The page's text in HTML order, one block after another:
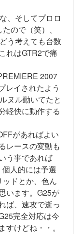
、そしてプロロ
ので（笑）、
う考えても台数
れはGTR2で痛
2007
レイされたよう
ヌル動いてたと
軽快に動作する
があればよい
レースの変動も
う事であれば
人的には予選
ドとか、色ん
います。G25が
ば、速攻で逝っ
完全対応は今
けどね・・。